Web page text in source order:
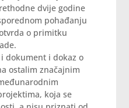
dvije godine
pohađanju
o primitku
dokument i dokaz o
ostalim značajnim
koja se